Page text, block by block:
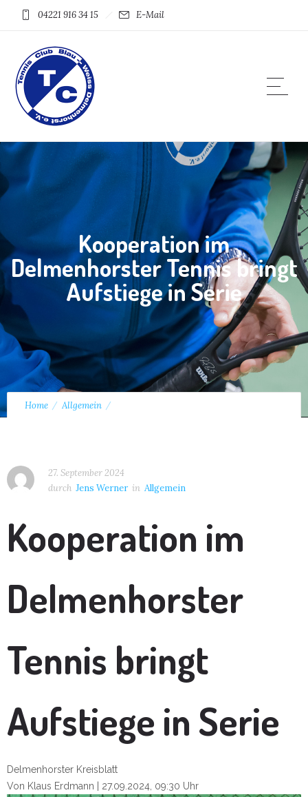
04221 916 34 15 E-Mail
Kooperation im
Delmenhorster Tennis bringt
Aufstiege in Serie
Home Allgemein
27. September 2024
durch Jens Werner in Allgemein
Kooperation im
Delmenhorster
Tennis bringt
Aufstiege in Serie
Delmenhorster Kreisblatt
Von Klaus Erdmann | 27.09.2024, 09:30 Uhr